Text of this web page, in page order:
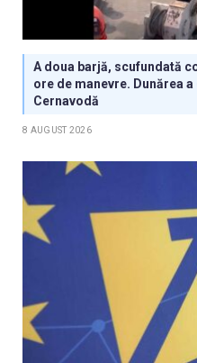
A doua barjă, scufundată
ore de manevre. Dunărea
Cernavodă
8 AUGUST 2026